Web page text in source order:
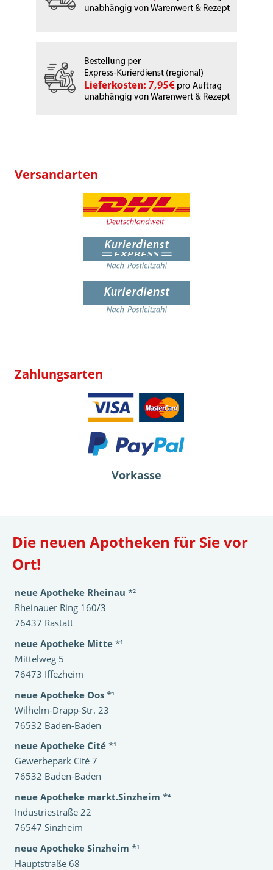
Versandarten
Zahlungsarten
Vorkasse
Die neuen Apotheken für Sie vor
Ort!
neue Apotheke Rheinau *²
Rheinauer Ring 160/3
76437 Rastatt
neue Apotheke Mitte *¹
Mittelweg 5
76473 Iffezheim
neue Apotheke Oos *¹
Wilhelm-Drapp-Str. 23
76532 Baden-Baden
neue Apotheke Cité *¹
Gewerbepark Cité 7
76532 Baden-Baden
neue Apotheke markt.Sinzheim *⁴
Industriestraße 22
76547 Sinzheim
neue Apotheke Sinzheim *¹
Hauptstraße 68